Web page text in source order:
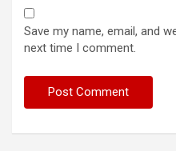
Save my name, email, and
next time I comment.